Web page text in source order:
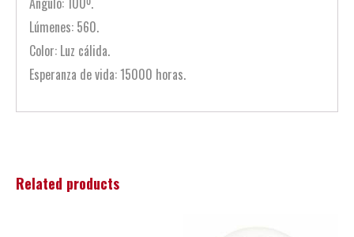
Lúmenes: 560.
Color: Luz cálida.
Esperanza de vida: 15000 horas.
Related products